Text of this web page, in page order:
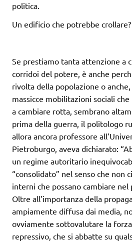
politica.
Un edificio che potrebbe crollare?
Se prestiamo tanta attenzione a
corridoi del potere, è anche
rivolta della popolazione o
massicce mobilitazioni sociali
a cambiare rotta, sembrano
prima della guerra, il politologo
allora ancora professore
Pietroburgo, aveva dichiarato:
un regime autoritario
“consolidato” nel senso che non
interni che possano cambiare
Oltre all’importanza della
ampiamente diffusa dai media,
ovviamente sottovalutare la
repressivo, che si abbatte su